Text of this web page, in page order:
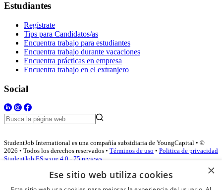
Estudiantes
Regístrate
Tips para Candidatos/as
Encuentra trabajo para estudiantes
Encuentra trabajo durante vacaciones
Encuentra prácticas en empresa
Encuentra trabajo en el extranjero
Social
StudentJob International es una compañía subsidiaria de YoungCapital • ©
2026 • Todos los derechos reservados • Términos de uso • Politica de privacidad
StudentJob ES score 4.0 - 75 reviews
×
Ese sitio web utiliza cookies